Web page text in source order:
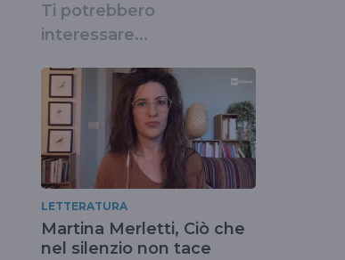
Ti potrebbero
interessare...
LETTERATURA
Martina Merletti, Ciò che
nel silenzio non tace